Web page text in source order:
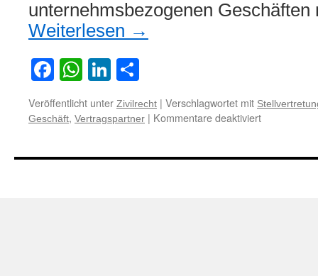
unternehmsbezogenen
Weiterlesen →
Facebook
WhatsApp
LinkedIn
Veröffentlicht unter Zivilrecht | Verschlagwortet mit
Geschäft, Vertragspartner | Kommentare deaktiviertfür
wer